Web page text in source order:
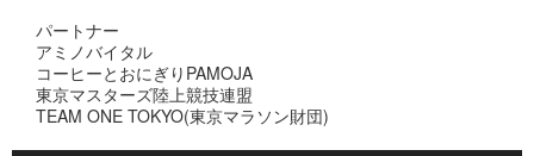
パートナー
アミノバイタル
コーヒーとおにぎりPAMOJA
東京マスターズ陸上競技連盟
TEAM ONE TOKYO(東京マラソン財団)